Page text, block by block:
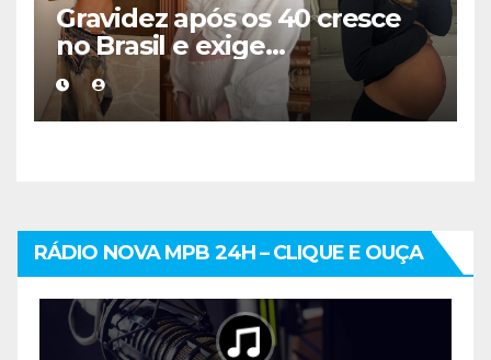
Gravidez após os 40 cresce
no Brasil e exige
acompanhamento médico
mais cuidadoso
RÁDIO NOVA MPB 24H – CLIQUE E OUÇA